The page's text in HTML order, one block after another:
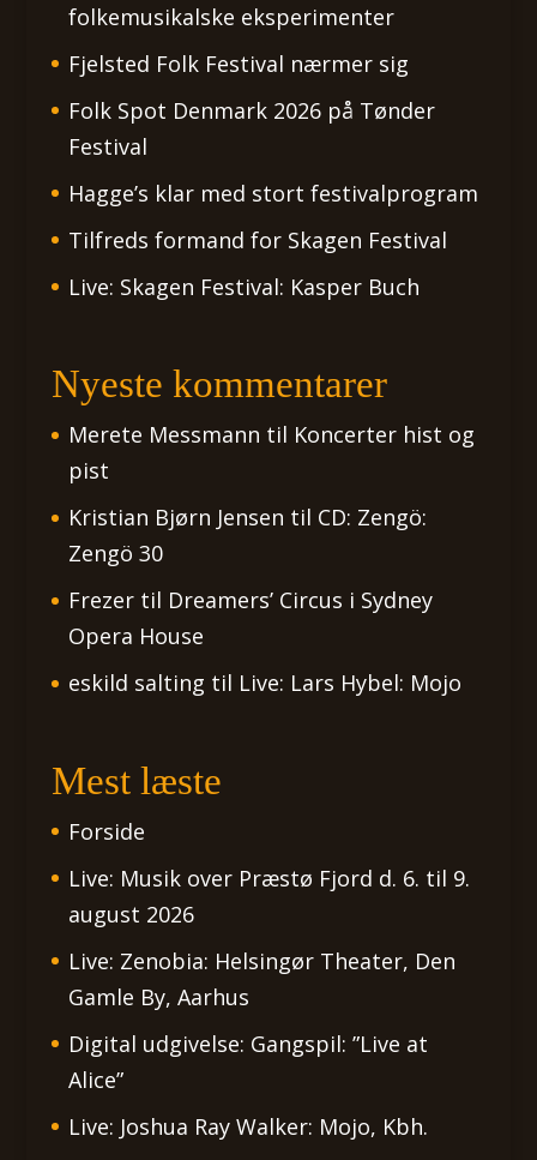
folkemusikalske eksperimenter
Fjelsted Folk Festival nærmer sig
Folk Spot Denmark 2026 på Tønder
Festival
Hagge’s klar med stort festivalprogram
Tilfreds formand for Skagen Festival
Live: Skagen Festival: Kasper Buch
Nyeste kommentarer
Merete Messmann til Koncerter hist og
pist
Kristian Bjørn Jensen til CD: Zengö:
Zengö 30
Frezertil Dreamers’ Circus i Sydney
Opera House
eskild salting til Live: Lars Hybel: Mojo
Mest læste
Forside
Live: Musik over Præstø Fjord d. 6. til 9.
august 2026
Live: Zenobia: Helsingør Theater, Den
Gamle By, Aarhus
Digital udgivelse: Gangspil: ”Live at
Alice”
Live: Joshua Ray Walker: Mojo, Kbh.